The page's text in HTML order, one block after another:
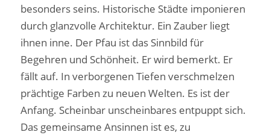
besonders seins. Historische Städte imponieren
durch glanzvolle Architektur. Ein Zauber liegt
ihnen inne. Der Pfau ist das Sinnbild für
Begehren und Schönheit. Er wird bemerkt. Er
fällt auf. In verborgenen Tiefen verschmelzen
prächtige Farben zu neuen Welten. Es ist der
Anfang. Scheinbar unscheinbares entpuppt sich.
Das gemeinsame Ansinnen ist es, zu